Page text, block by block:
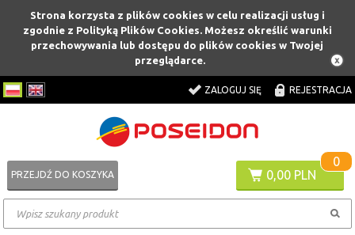
Strona korzysta z plików cookies w celu realizacji usług i
zgodnie z Polityką Plików Cookies. Możesz określić warunki
przechowywania lub dostępu do plików cookies w Twojej
przeglądarce.
ZALOGUJ SIĘ REJESTRACJA
0,00 PLN
0
PRZEJDŹ DO KOSZYKA